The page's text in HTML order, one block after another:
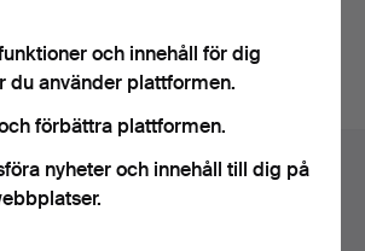
och innehåll för dig
du använder plattformen.
förbättra plattformen.
nyheter och innehåll till dig på